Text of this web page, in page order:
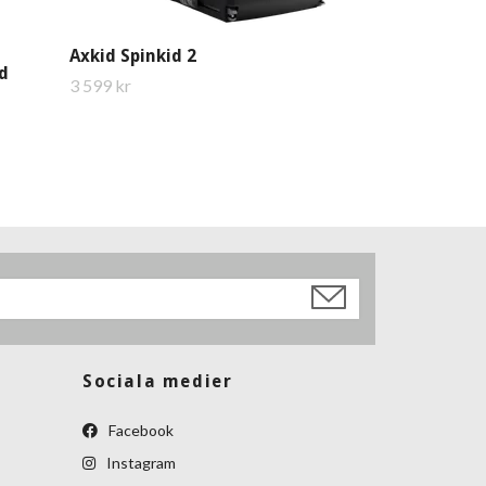
Axkid Spinkid 2
3 599 kr
Sociala medier
Facebook
Instagram